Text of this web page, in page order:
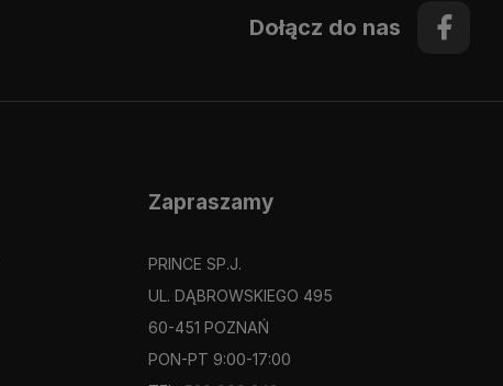
Dołącz do nas
Zapraszamy
PRINCE SP.J.
UL. DĄBROWSKIEGO 495
60-451 POZNAŃ
PON-PT 9:00-17:00